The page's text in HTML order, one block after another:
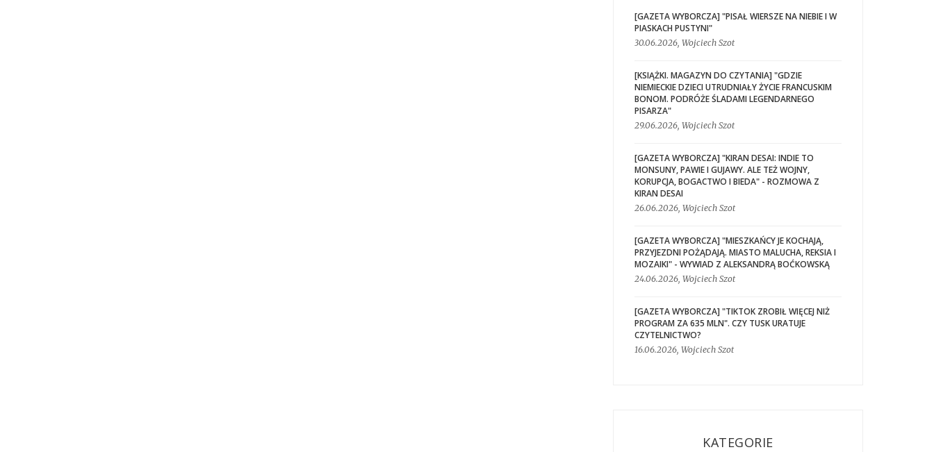
[GAZETA WYBORCZA] "PISAŁ WIERSZE NA NIEBIE I W
PIASKACH PUSTYNI"
30.06.2026, Wojciech Szot
[KSIĄŻKI. MAGAZYN DO CZYTANIA] "GDZIE
NIEMIECKIE DZIECI UTRUDNIAŁY ŻYCIE FRANCUSKIM
BONOM. PODRÓŻE ŚLADAMI LEGENDARNEGO
PISARZA"
29.06.2026, Wojciech Szot
[GAZETA WYBORCZA] "KIRAN DESAI: INDIE TO
MONSUNY, PAWIE I GUJAWY. ALE TEŻ WOJNY,
KORUPCJA, BOGACTWO I BIEDA" - ROZMOWA Z
KIRAN DESAI
26.06.2026, Wojciech Szot
[GAZETA WYBORCZA] "MIESZKAŃCY JE KOCHAJĄ,
PRZYJEZDNI POŻĄDAJĄ. MIASTO MALUCHA, REKSIA I
MOZAIKI" - WYWIAD Z ALEKSANDRĄ BOĆKOWSKĄ
24.06.2026, Wojciech Szot
[GAZETA WYBORCZA] "TIKTOK ZROBIŁ WIĘCEJ NIŻ
PROGRAM ZA 635 MLN". CZY TUSK URATUJE
CZYTELNICTWO?
16.06.2026, Wojciech Szot
KATEGORIE